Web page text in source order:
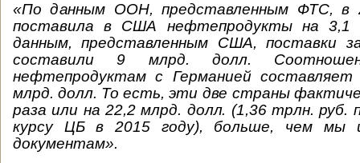
«По данным ООН, представленным ФТС, в
поставила в США нефтепродукты на 3,1
данным, представленным США, поставки
составили 9 млрд. долл.
нефтепродуктам с Германией
млрд. долл. То есть, эти две страны
раза или на 22,2 млрд. долл. (1,36 трлн. руб.
курсу ЦБ в 2015 году), больше, чем мы
документам».